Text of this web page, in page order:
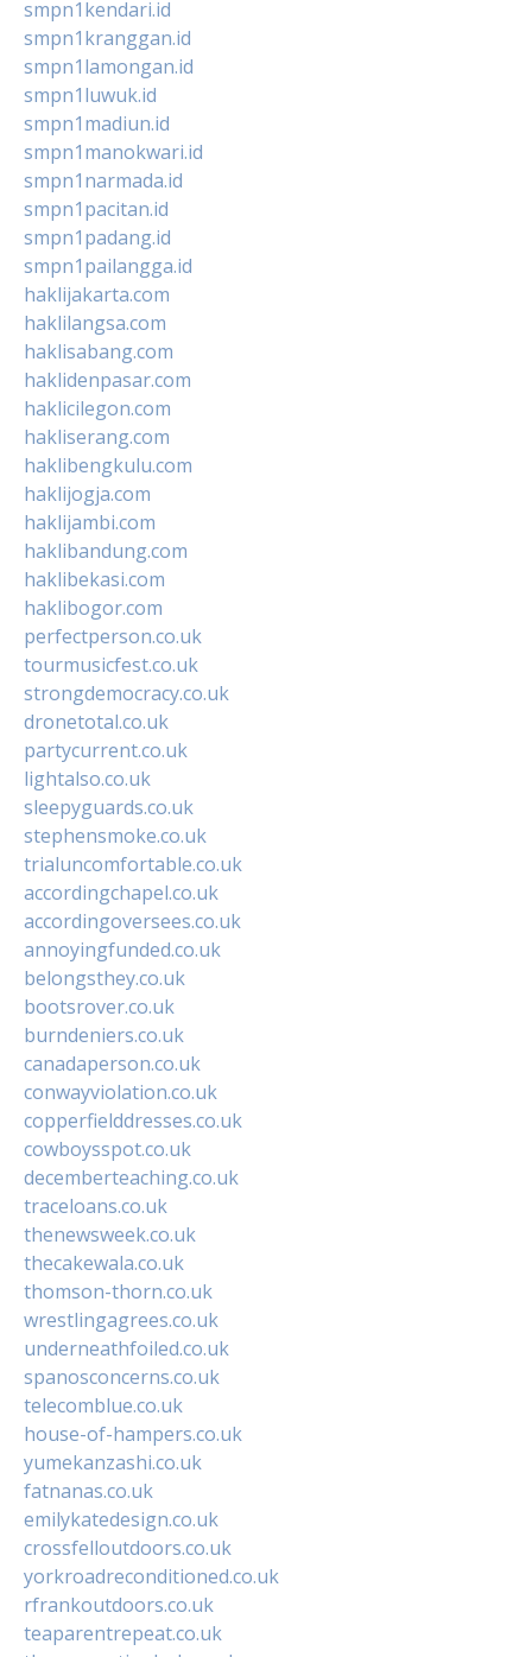
smpn1kendari.id
smpn1kranggan.id
smpn1lamongan.id
smpn1luwuk.id
smpn1madiun.id
smpn1manokwari.id
smpn1narmada.id
smpn1pacitan.id
smpn1padang.id
smpn1pailangga.id
haklijakarta.com
haklilangsa.com
haklisabang.com
haklidenpasar.com
haklicilegon.com
hakliserang.com
haklibengkulu.com
haklijogja.com
haklijambi.com
haklibandung.com
haklibekasi.com
haklibogor.com
perfectperson.co.uk
tourmusicfest.co.uk
strongdemocracy.co.uk
dronetotal.co.uk
partycurrent.co.uk
lightalso.co.uk
sleepyguards.co.uk
stephensmoke.co.uk
trialuncomfortable.co.uk
accordingchapel.co.uk
accordingoversees.co.uk
annoyingfunded.co.uk
belongsthey.co.uk
bootsrover.co.uk
burndeniers.co.uk
canadaperson.co.uk
conwayviolation.co.uk
copperfielddresses.co.uk
cowboysspot.co.uk
decemberteaching.co.uk
traceloans.co.uk
thenewsweek.co.uk
thecakewala.co.uk
thomson-thorn.co.uk
wrestlingagrees.co.uk
underneathfoiled.co.uk
spanosconcerns.co.uk
telecomblue.co.uk
house-of-hampers.co.uk
yumekanzashi.co.uk
fatnanas.co.uk
emilykatedesign.co.uk
crossfelloutdoors.co.uk
yorkroadreconditioned.co.uk
rfrankoutdoors.co.uk
teaparentrepeat.co.uk